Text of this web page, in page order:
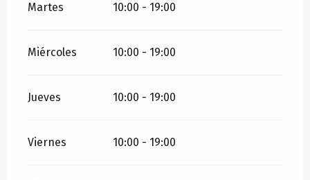
Martes 10:00 - 19:00
Miércoles 10:00 - 19:00
Jueves 10:00 - 19:00
Viernes 10:00 - 19:00